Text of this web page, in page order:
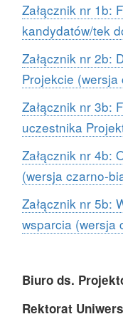
Załącznik nr 1b:
kandydatów/tek
Załącznik nr 2b:
Projekcie (wersja
Załącznik nr 3b:
uczestnika
Załącznik nr 4b:
(wersja czarno-
Załącznik nr 5b:
wsparcia (wersja
Biuro ds.
Rektorat